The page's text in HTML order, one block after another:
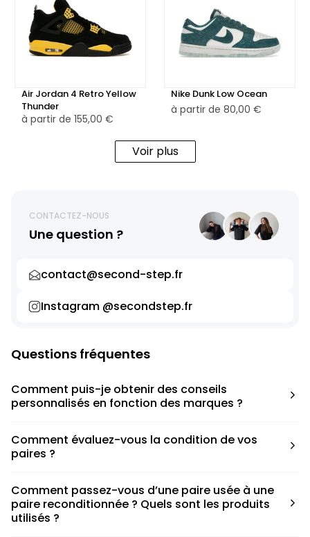
Air Jordan 4 Retro Yellow
Thunder
à partir de 155,00 €
Nike Dunk Low Ocean
à partir de 80,00 €
Voir plus
CONTACTEZ-NOUS
Une question ?
contact@second-step.fr
Instagram @secondstep.fr
Questions fréquentes
Comment puis-je obtenir des conseils
personnalisés en fonction des marques ?
pour déterminer la taille appropriée, que ce soit une taille
en dessous, au-dessus ou correspondant à votre taille
Comment évaluez-vous la condition de vos
paires ?
défauts spécifiques de chaque paire.
Comment passez-vous d’une paire usée à une
paire reconditionnée ? Quels sont les produits
utilisés ?